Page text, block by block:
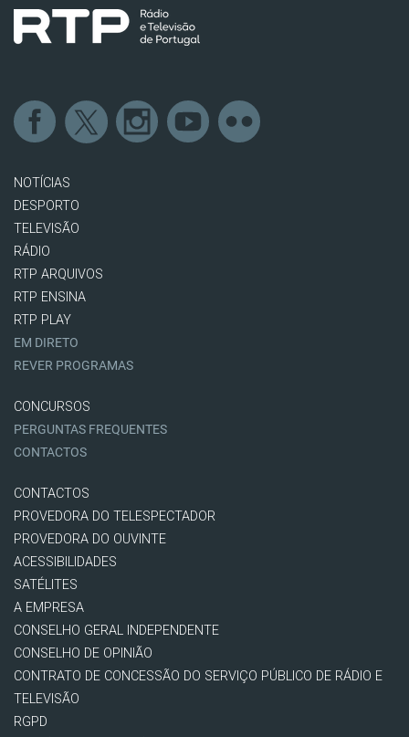
NOTÍCIAS
DESPORTO
TELEVISÃO
RÁDIO
RTP ARQUIVOS
RTP ENSINA
RTP PLAY
EM DIRETO
REVER PROGRAMAS
CONCURSOS
PERGUNTAS FREQUENTES
CONTACTOS
CONTACTOS
PROVEDORA DO TELESPECTADOR
PROVEDORA DO OUVINTE
ACESSIBILIDADES
SATÉLITES
A EMPRESA
CONSELHO GERAL INDEPENDENTE
CONSELHO DE OPINIÃO
CONTRATO DE CONCESSÃO DO SERVIÇO PÚBLICO DE RÁDIO E
TELEVISÃO
RGPD